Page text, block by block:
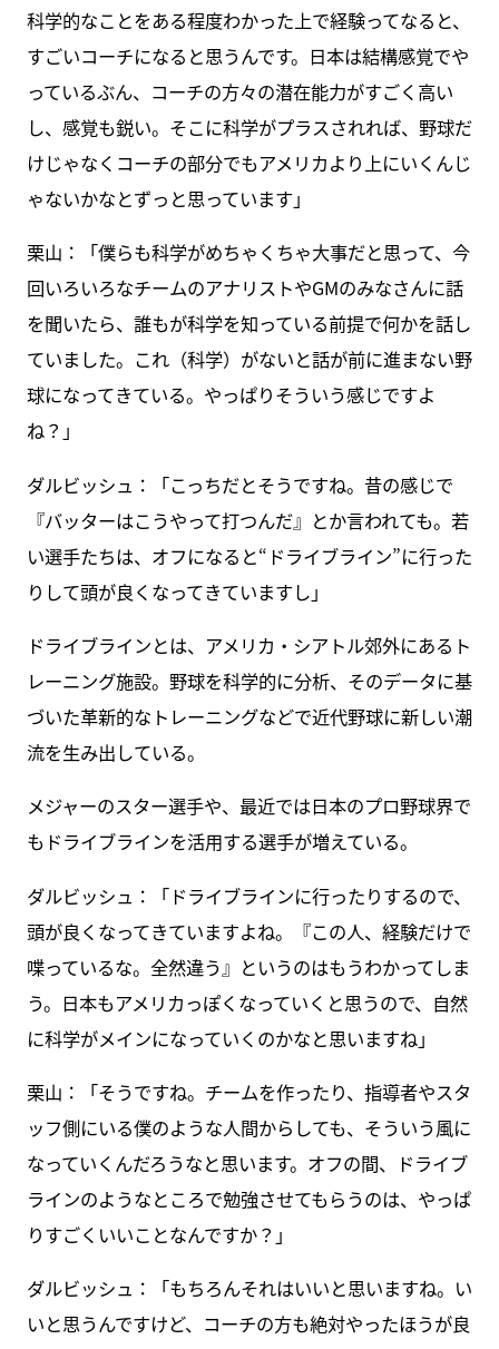
科学的なことをある程度わかった上で経験ってなると、
すごいコーチになると思うんです。日本は結構感覚でや
っているぶん、コーチの方々の潜在能力がすごく高い
し、感覚も鋭い。そこに科学がプラスされれば、野球だ
けじゃなくコーチの部分でもアメリカより上にいくんじ
ゃないかなとずっと思っています」
栗山：「僕らも科学がめちゃくちゃ大事だと思って、今
回いろいろなチームのアナリストやGMのみなさんに話
を聞いたら、誰もが科学を知っている前提で何かを話し
ていました。これ（科学）がないと話が前に進まない野
球になってきている。やっぱりそういう感じですよ
ね？」
ダルビッシュ：「こっちだとそうですね。昔の感じで
『バッターはこうやって打つんだ』とか言われても。若
い選手たちは、オフになると“ドライブライン”に行った
りして頭が良くなってきていますし」
ドライブラインとは、アメリカ・シアトル郊外にあるト
レーニング施設。野球を科学的に分析、そのデータに基
づいた革新的なトレーニングなどで近代野球に新しい潮
流を生み出している。
メジャーのスター選手や、最近では日本のプロ野球界で
もドライブラインを活用する選手が増えている。
ダルビッシュ：「ドライブラインに行ったりするので、
頭が良くなってきていますよね。『この人、経験だけで
喋っているな。全然違う』というのはもうわかってしま
う。日本もアメリカっぽくなっていくと思うので、自然
に科学がメインになっていくのかなと思いますね」
栗山：「そうですね。チームを作ったり、指導者やスタ
ッフ側にいる僕のような人間からしても、そういう風に
なっていくんだろうなと思います。オフの間、ドライブ
ラインのようなところで勉強させてもらうのは、やっぱ
りすごくいいことなんですか？」
ダルビッシュ：「もちろんそれはいいと思いますね。い
いと思うんですけど、コーチの方も絶対やったほうが良